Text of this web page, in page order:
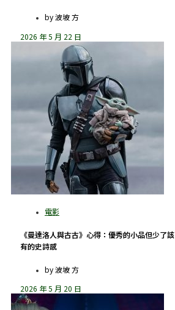
by波坡 方
2026 年 5 月 22 日
《曼達洛人與古古》心得：優秀的小品但少了該
有的史詩感
by波坡 方
2026 年 5 月 20 日